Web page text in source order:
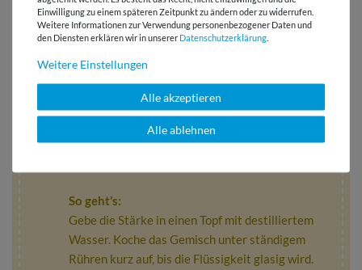
DIY: Sprüh-Wäschestärke selber machen:
-1 EL Reisstärke, Speisestärke oder
Kartoffelstärke
So geht’s:
Gebe die Stärke in einen Topf mit destilliertem
Wasser. Koche das Gemisch unter ständigem
Rühren kurz auf, bis die Flüssigkeit glasig wird.
Einwilligung zu einem späteren Zeitpunkt zu ändern oder zu widerrufen.
Weitere Informationen zur Verwendung personenbezogener Daten und
den Diensten erklären wir in unserer Daten­schutz­erklärung
Weitere Einstellungen
Alle akzeptieren
Alle ablehnen